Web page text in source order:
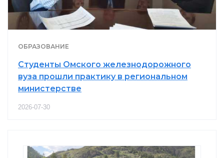
ОБРАЗОВАНИЕ
Студенты Омского железнодорожного
вуза прошли практику в региональном
министерстве
2026-07-30